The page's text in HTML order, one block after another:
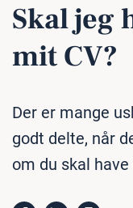
Skal jeg
mit CV?
Der er mange
godt delte, når
om du skal have